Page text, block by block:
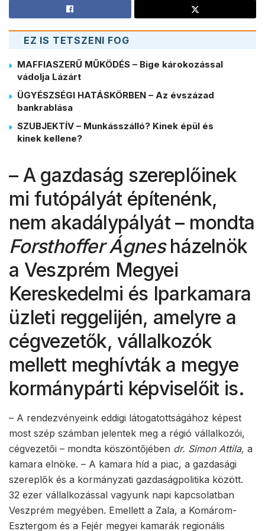
EZ IS TETSZENI FOG
MAFFIASZERŰ MŰKÖDÉS – Bige károkozással
vádolja Lázárt
ÜGYÉSZSÉGI HATÁSKÖRBEN – Az évszázad
bankrablása
SZUBJEKTÍV – Munkásszálló? Kinek épül és
kinek kellene?
– A gazdaság szereplőinek
mi futópályát építenénk,
nem akadálypályát – mondta
Forsthoffer Ágnesházelnök
a Veszprém Megyei
Kereskedelmi és Iparkamara
üzleti reggelijén, amelyre a
cégvezetők, vállalkozók
mellett meghívták a megye
kormánypárti képviselőit is.
– A rendezvényeink eddigi látogatottságához képest
most szép számban jelentek meg a régió vállalkozói,
cégvezetői – mondta köszöntőjében dr. Simon Attila, a
kamara elnöke. – A kamara híd a piac, a gazdasági
szereplők és a kormányzati gazdaságpolitika között.
32 ezer vállalkozással vagyunk napi kapcsolatban
Veszprém megyében. Emellett a Zala, a Komárom-
Esztergom és a Fejér megyei kamarák regionális